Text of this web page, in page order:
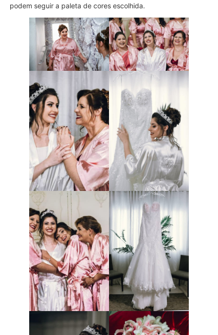
podem seguir a paleta de cores escolhida.